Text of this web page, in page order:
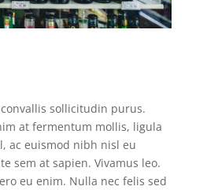
convallis sollicitudin purus.
at fermentum mollis, ligula
ac euismod nibh nisl eu
sem at sapien. Vivamus leo.
eu enim. Nulla nec felis sed